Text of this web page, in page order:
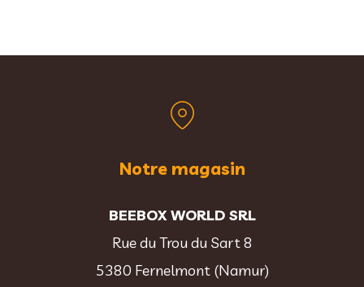
Notre magasin
BEEBOX WORLD SRL
Rue du Trou du Sart 8
5380 Fernelmont (Namur)